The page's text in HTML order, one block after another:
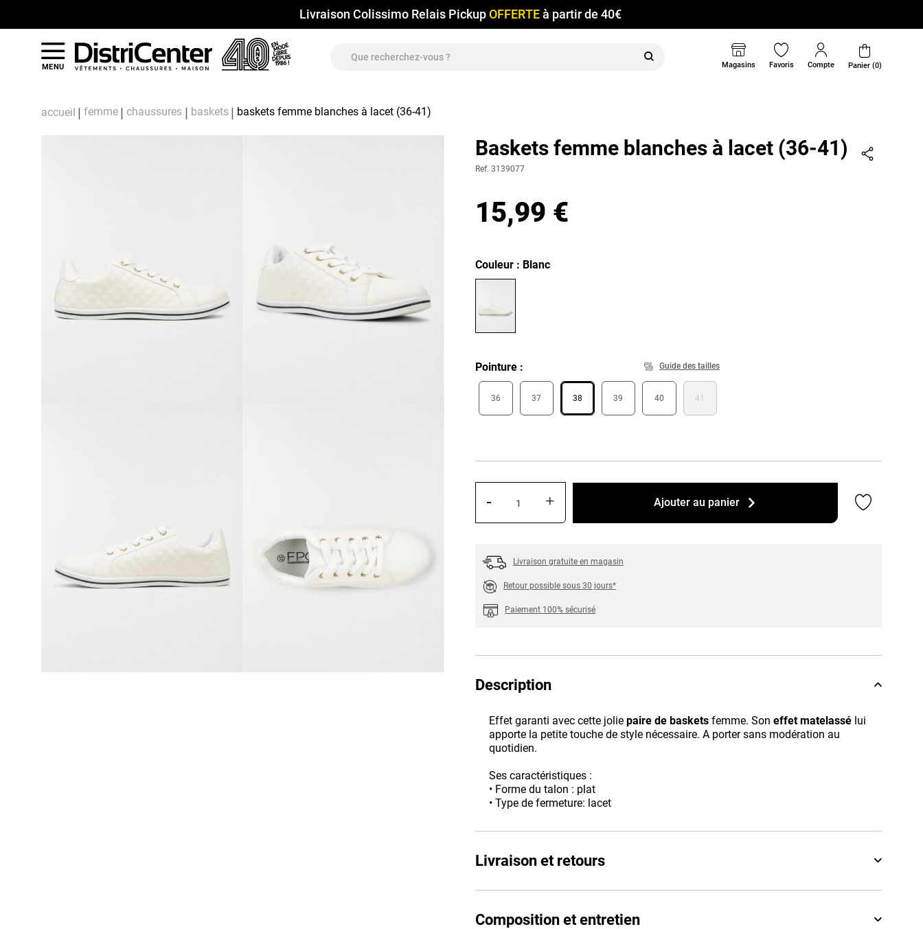
Livraison Colissimo Relais Pickup OFFERTEà partir de 40€
MENU Magasins Favoris Compte Panier (0)
accueil femme chaussures baskets baskets femme blanches à lacet (36-41)
Baskets femme blanches à lacet (36-41)
Ref. 3139077
15,99 €
Couleur : Blanc
Pointure Guide des tailles
36 37 38 39 40 41
- + Ajouter au panier Ajouter
Livraison gratuite en magasin
Retour possible sous 30 jours*
Paiement 100% sécurisé
Description
Effet garanti avec cette jolie paire de baskets femme. Son effet matelassé lui
apporte la petite touche de style nécessaire. A porter sans modération au
quotidien.
Ses caractéristiques :
• Forme du talon : plat
• Type de fermeture: lacet
Livraison et retours
Composition et entretien